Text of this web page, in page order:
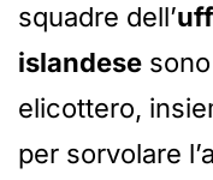
squadre dell’
islandese
elicottero,
per sorvolare